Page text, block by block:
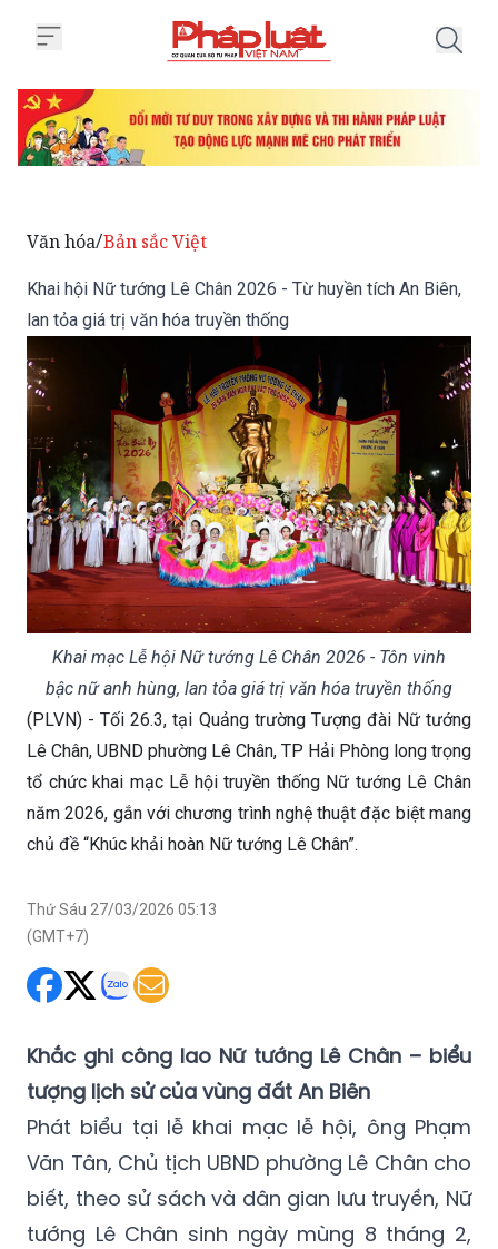
Văn hóa/Bản sắc Việt
Khai hội Nữ tướng Lê Chân 2026 - Từ huyền tích An Biên,
lan tỏa giá trị văn hóa truyền thống
Khai mạc Lễ hội Nữ tướng Lê Chân 2026 - Tôn vinh
bậc nữ anh hùng, lan tỏa giá trị văn hóa truyền thống
(PLVN) - Tối 26.3, tại Quảng trường Tượng đài Nữ tướng
Lê Chân, UBND phường Lê Chân, TP Hải Phòng long trọng
tổ chức khai mạc Lễ hội truyền thống Nữ tướng Lê Chân
năm 2026, gắn với chương trình nghệ thuật đặc biệt mang
chủ đề “Khúc khải hoàn Nữ tướng Lê Chân”.
Thứ Sáu 27/03/2026 05:13
(GMT+7)
Khắc ghi công lao Nữ tướng Lê Chân – biểu
tượng lịch sử của vùng đất An Biên
Phát biểu tại lễ khai mạc lễ hội, ông Phạm
Văn Tân, Chủ tịch UBND phường Lê Chân cho
biết, theo sử sách và dân gian lưu truyền, Nữ
tướng Lê Chân sinh ngày mùng 8 tháng 2,